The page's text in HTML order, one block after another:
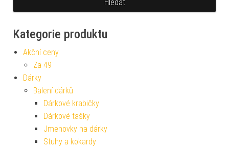
Kategorie produktu
Akční ceny
Za 49
Dárky
Balení dárků
Dárkové krabičky
Dárkové tašky
Jmenovky na dárky
Stuhy a kokardy